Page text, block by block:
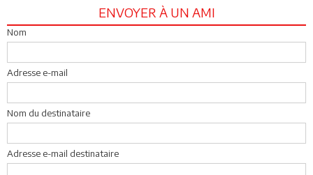
ENVOYER À UN AMI
Nom
Adresse e-mail
Nom du destinataire
Adresse e-mail destinataire